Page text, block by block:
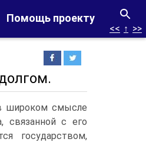
Помощь проекту
<< ↑ >>
широком смысле
связанной с его
государством,